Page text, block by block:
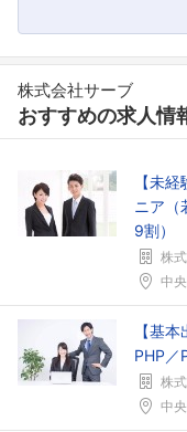
株式会社サーブ
おすすめの求人情
【未
ニア（
9割）
株
中
【基
PHP／
株
中